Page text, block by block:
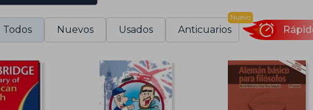
Todos Nuevos Usados Anticuarios
Nuevo